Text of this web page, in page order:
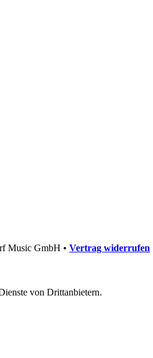
Music GmbH • Vertrag widerrufen
von Drittanbietern.